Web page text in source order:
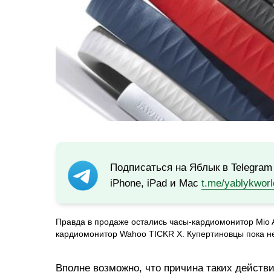
Подписаться на Яблык в
iPhone, iPad и Mac t.me/
Правда в продаже остались часы-кардиомонитор
кардиомонитор Wahoo TICKR X. Купертиновцы пока
Вполне возможно, что причина таких